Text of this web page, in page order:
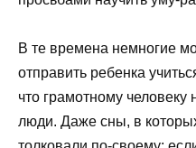
В те времена немногие
отправить ребенка
что грамотному
люди. Даже сны, в